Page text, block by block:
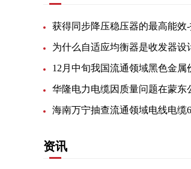
获得同步降压稳压器的最高能效
12月中旬我国流通领域黑色金属
资讯